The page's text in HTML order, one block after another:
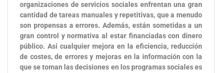
organizaciones de servicios sociales enfrentan una gran
cantidad de tareas manuales y repetitivas, que a menudo
son propensas a errores. Además, están sometidas a un
gran control y normativa al estar financiadas con dinero
público. Así cualquier mejora en la eficiencia, reducción
de costes, de errores y mejoras en la información con la
que se toman las decisiones en los programas sociales es